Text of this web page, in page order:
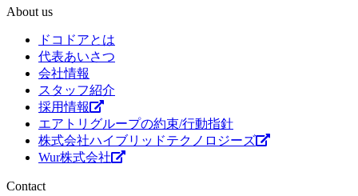
About us
ドコドアとは
代表あいさつ
会社情報
スタッフ紹介
採用情報
エアトリグループの約束/行動指針
株式会社ハイブリッドテクノロジーズ
Wur株式会社
Contact